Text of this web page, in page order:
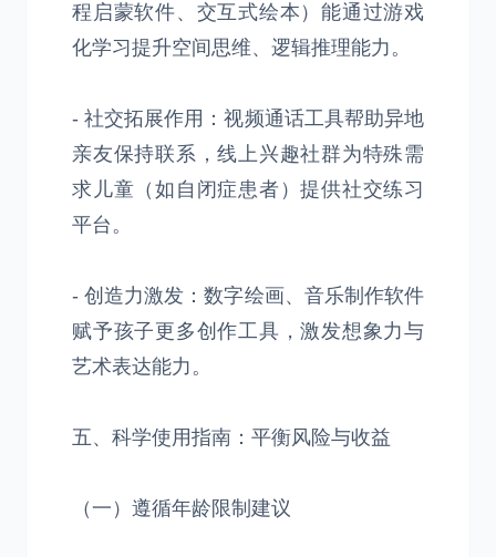
程启蒙软件、交互式绘本）能通过游戏
化学习提升空间思维、逻辑推理能力。
- 社交拓展作用：视频通话工具帮助异地
亲友保持联系，线上兴趣社群为特殊需
求儿童（如自闭症患者）提供社交练习
平台。
- 创造力激发：数字绘画、音乐制作软件
赋予孩子更多创作工具，激发想象力与
艺术表达能力。
五、科学使用指南：平衡风险与收益
（一）遵循年龄限制建议